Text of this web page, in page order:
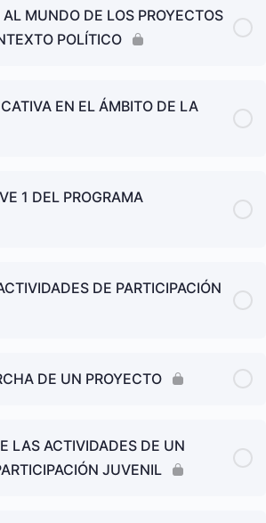
MUNDO DE LOS PROYECTOS
POLÍTICO
EN EL ÁMBITO DE LA
1 DEL PROGRAMA
DE PARTICIPACIÓN
DE UN PROYECTO
LAS ACTIVIDADES DE UN
JUVENIL